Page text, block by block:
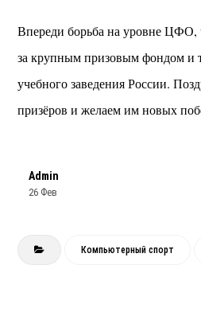
Впереди борьба на уровне ЦФО,
за крупным призовым фондом и
учебного заведения России.
призёров и желаем им новых
Admin
26 Фев
Компьютерный спорт